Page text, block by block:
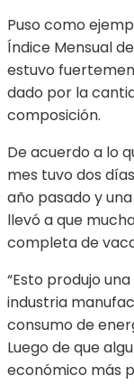
Puso como
Índice Mensual
estuvo
dado por la
composición.
De acuerdo a lo
mes tuvo dos
año pasado y
llevó a que
completa de
“Esto produjo
industria
consumo de
Luego de que
económico más